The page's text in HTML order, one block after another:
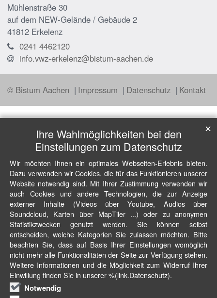
Mühlenstraße 30
auf dem NEW-Gelände / Gebäude 2
41812 Erkelenz
0241 4462120
info.vwz-erkelenz@bistum-aachen.de
© Bistum Aachen Impressum Datenschutz Kontakt
Ihre Wahlmöglichkeiten bei den
Einstellungen zum Datenschutz
Wir möchten Ihnen ein optimales Webseiten-Erlebnis bieten.
Dazu verwenden wir Cookies, die für das Funktionieren unserer
Website notwendig sind. Mit Ihrer Zustimmung verwenden wir
auch Cookies und andere Technologien, die zur Anzeige
externer Inhalte (Videos über Youtube, Audios über
Soundcloud, Karten über MapTiler ...) oder zu anonymen
Statistikzwecken genutzt werden. Sie können selbst
entscheiden, welche Kategorien Sie zulassen möchten. Bitte
beachten Sie, dass auf Basis Ihrer Einstellungen womöglich
nicht mehr alle Funktionalitäten der Seite zur Verfügung stehen.
Weitere Informationen und die Möglichkeit zum Widerruf Ihrer
Einwillung finden Sie in unserer %(link.Datenschutz).
Notwendig
✕